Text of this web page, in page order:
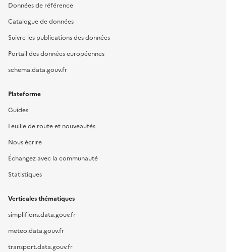
Données de référence
Catalogue de données
Suivre les publications des données
Portail des données européennes
schema.data.gouv.fr
Plateforme
Guides
Feuille de route et nouveautés
Nous écrire
Échangez avec la communauté
Statistiques
Verticales thématiques
simplifions.data.gouv.fr
meteo.data.gouv.fr
transport.data.gouv.fr